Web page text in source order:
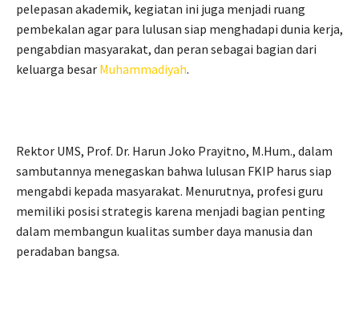
pelepasan akademik, kegiatan ini juga menjadi ruang
pembekalan agar para lulusan siap menghadapi dunia kerja,
pengabdian masyarakat, dan peran sebagai bagian dari
keluarga besar Muhammadiyah.
Rektor UMS, Prof. Dr. Harun Joko Prayitno, M.Hum., dalam
sambutannya menegaskan bahwa lulusan FKIP harus siap
mengabdi kepada masyarakat. Menurutnya, profesi guru
memiliki posisi strategis karena menjadi bagian penting
dalam membangun kualitas sumber daya manusia dan
peradaban bangsa.